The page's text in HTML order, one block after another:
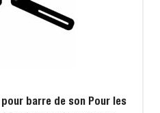
barre de son Pour les